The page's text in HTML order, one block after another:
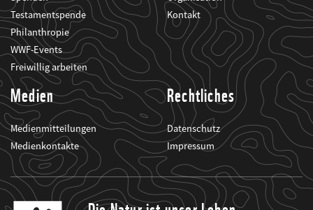
Testamentspende
Philanthropie
WWF-Events
Freiwillig arbeiten
Kontakt
Medien
Medienmitteilungen
Medienkontakte
Rechtliches
Datenschutz
Impressum